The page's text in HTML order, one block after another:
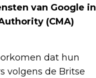
van Google in
(CMA)
dat hun
volgens de Britse